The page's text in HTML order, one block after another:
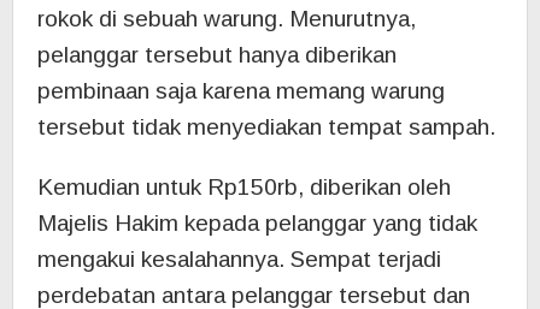
rokok di sebuah warung. Menurutnya,
pelanggar tersebut hanya diberikan
pembinaan saja karena memang warung
tersebut tidak menyediakan tempat sampah.
Kemudian untuk Rp150rb, diberikan oleh
Majelis Hakim kepada pelanggar yang tidak
mengakui kesalahannya. Sempat terjadi
perdebatan antara pelanggar tersebut dan